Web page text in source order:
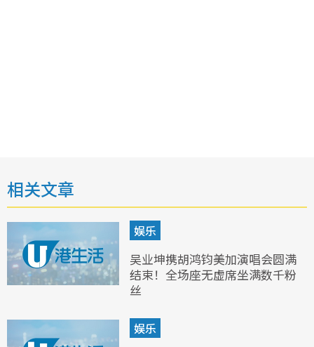
相关文章
娱乐
吴业坤携胡鸿钧美加演唱会圆满
结束！全场座无虚席坐满数千粉
丝
娱乐